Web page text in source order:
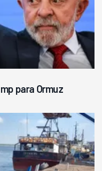
para Ormuz